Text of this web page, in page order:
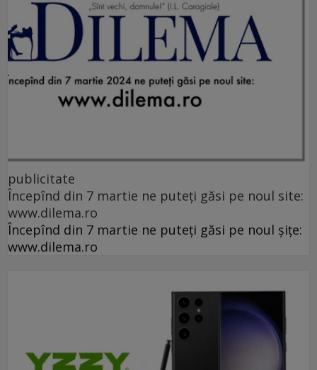
publicitate
Începînd din 7 martie ne puteți găsi pe noul site:
www.dilema.ro
Începînd din 7 martie ne puteți găsi pe noul șițe:
www.dilema.ro